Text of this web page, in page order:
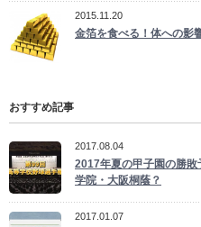
2015.11.20
金箔を食べる！体への影
おすすめ記事
2017.08.04
2017年夏の甲子園の勝
学院・大阪桐蔭？
2017.01.07